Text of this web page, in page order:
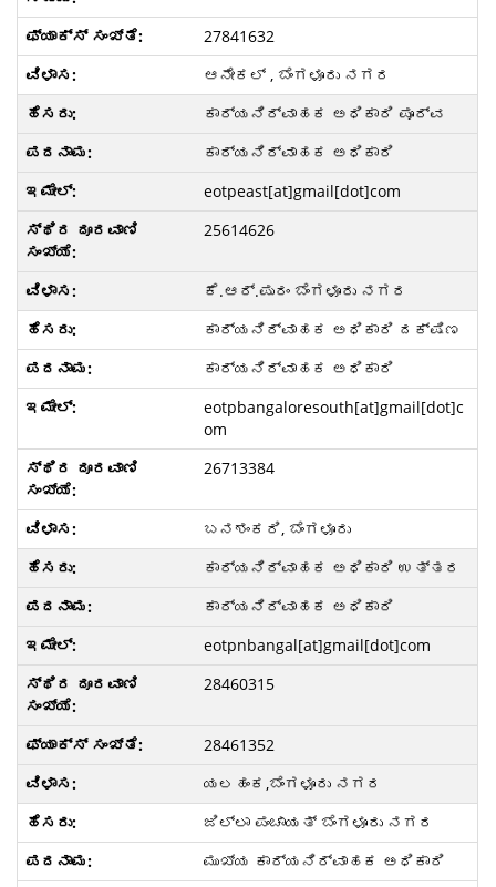
27841632
ಆನೇಕಲ್ , ಬೆಂಗಳೂರು ನಗರ
ಕಾರ್ಯನಿರ್ವಾಹಕ ಅಧಿಕಾರಿ ಪೂರ್ವ
ಕಾರ್ಯನಿರ್ವಾಹಕ ಅಧಿಕಾರಿ
eotpeast[at]gmail[dot]com
25614626
ಕೆ.ಆರ್.ಪುರಂ ಬೆಂಗಳೂರು ನಗರ
ಕಾರ್ಯನಿರ್ವಾಹಕ ಅಧಿಕಾರಿ ದಕ್ಷಿಣ
ಕಾರ್ಯನಿರ್ವಾಹಕ ಅಧಿಕಾರಿ
eotpbangaloresouth[at]gmail[dot]c
om
26713384
ಬನಶಂಕರಿ, ಬೆಂಗಳೂರು
ಕಾರ್ಯನಿರ್ವಾಹಕ ಅಧಿಕಾರಿ ಉತ್ತರ
ಕಾರ್ಯನಿರ್ವಾಹಕ ಅಧಿಕಾರಿ
eotpnbangal[at]gmail[dot]com
28460315
28461352
ಯಲಹಂಕ,ಬೆಂಗಳೂರು ನಗರ
ಜಿಲ್ಲಾ ಪಂಚಾಯತ್ ಬೆಂಗಳೂರು ನಗರ
ಮುಖ್ಯ ಕಾರ್ಯನಿರ್ವಾಹಕ ಅಧಿಕಾರಿ